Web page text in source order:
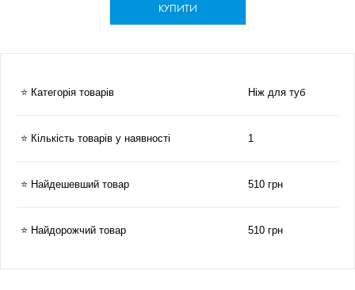
КУПИТИ
⭐ Категорія товарів Ніж для туб
⭐ Кількість товарів у наявності 1
⭐ Найдешевший товар 510 грн
⭐ Найдорожчий товар 510 грн